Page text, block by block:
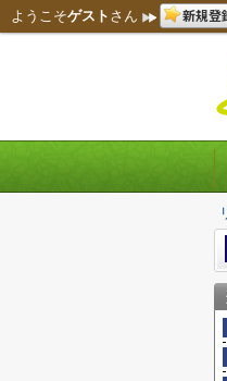
ようこそゲスト さん 新規登